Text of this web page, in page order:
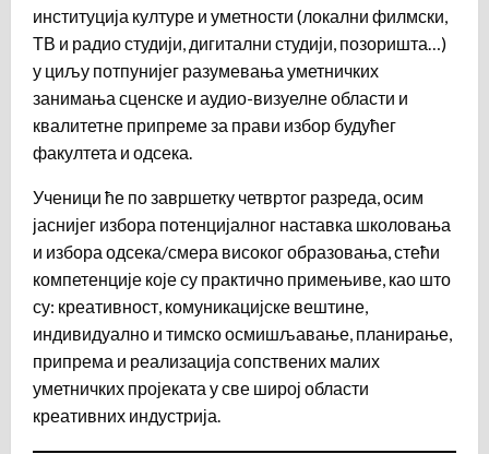
институција културе и уметности (локални филмски,
ТВ и радио студији, дигитални студији, позоришта…)
у циљу потпунијег разумевања уметничких
занимања сценске и аудио-визуелне области и
квалитетне припреме за прави избор будућег
факултета и одсека.
Ученици ће по завршетку четвртог разреда, осим
јаснијег избора потенцијалног наставка школовања
и избора одсека/смера високог образовања, стећи
компетенције које су практично примењиве, као што
су: креативност, комуникацијске вештине,
индивидуално и тимско осмишљавање, планирање,
припрема и реализација сопствених малих
уметничких пројеката у све широј области
креативних индустрија.